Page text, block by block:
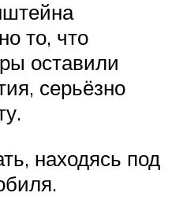
то, что
оставили
серьёзно
находясь под